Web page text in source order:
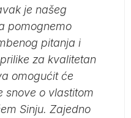
je našeg
pomognemo
pitanja i
za kvalitetan
omogućit će
snove o vlastitom
Sinju. Zajedno